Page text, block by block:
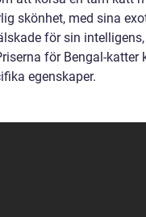
skönhet, med sina
för sin
för Bengal-katter
egenskaper.